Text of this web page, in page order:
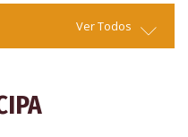
Ver Todos